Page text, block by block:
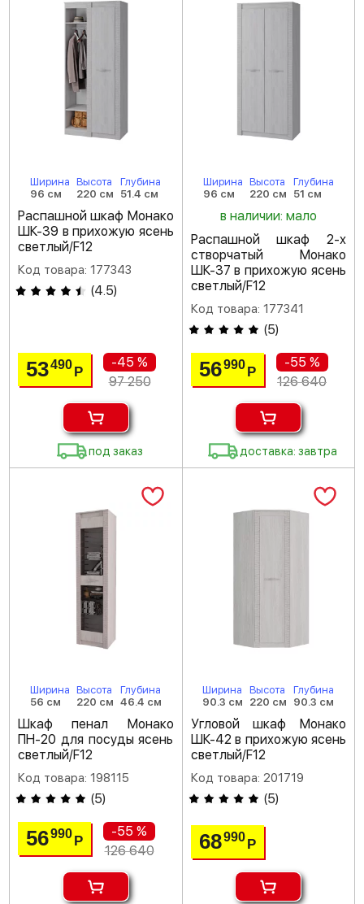
Ширина
96 см
Высота
220 см
Глубина
51.4 см
Распашной шкаф Монако
ШК-39 в прихожую ясень
светлый/F12
Код товара: 177343
(4.5)
53490Р
-45 %
97 250
под заказ
Ширина
96 см
Высота
220 см
Глубина
51 см
в наличии: мало
Распашной шкаф 2-х
створчатый Монако
ШК-37 в прихожую ясень
светлый/F12
Код товара: 177341
(5)
56990 Р
-55 %
126 640
доставка: завтра
Ширина
56 см
Высота
220 см
Глубина
46.4 см
Шкаф пенал Монако
ПН-20 для посуды ясень
светлый/F12
Код товара: 198115
(5)
56990Р
-55 %
126 640
Ширина
90.3 см
Высота
220 см
Глубина
90.3 см
Угловой шкаф Монако
ШК-42 в прихожую ясень
светлый/F12
Код товара: 201719
(5)
68990 Р